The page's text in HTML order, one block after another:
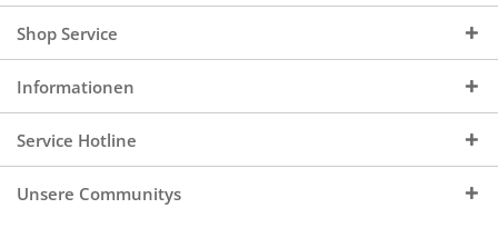
Shop Service
Informationen
Service Hotline
Unsere Communitys